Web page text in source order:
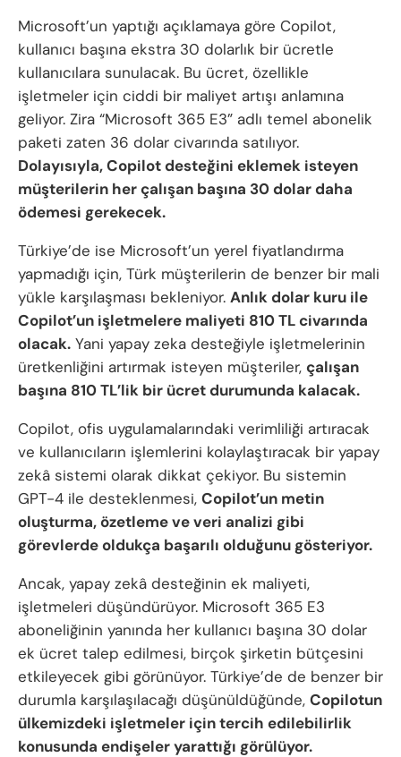
Microsoft’un yaptığı açıklamaya göre Copilot,
kullanıcı başına ekstra 30 dolarlık bir ücretle
kullanıcılara sunulacak. Bu ücret, özellikle
işletmeler için ciddi bir maliyet artışı anlamına
geliyor. Zira “Microsoft 365 E3” adlı temel abonelik
paketi zaten 36 dolar civarında satılıyor.
Dolayısıyla, Copilot desteğini eklemek isteyen
müşterilerin her çalışan başına 30 dolar daha
ödemesi gerekecek.
Türkiye’de ise Microsoft’un yerel fiyatlandırma
yapmadığı için, Türk müşterilerin de benzer bir mali
yükle karşılaşması bekleniyor. Anlık dolar kuru ile
Copilot’un işletmelere maliyeti 810 TL civarında
olacak. Yani yapay zeka desteğiyle işletmelerinin
üretkenliğini artırmak isteyen müşteriler, çalışan
başına 810 TL’lik bir ücret durumunda kalacak.
Copilot, ofis uygulamalarındaki verimliliği artıracak
ve kullanıcıların işlemlerini kolaylaştıracak bir yapay
zekâ sistemi olarak dikkat çekiyor. Bu sistemin
GPT-4 ile desteklenmesi, Copilot’un metin
oluşturma, özetleme ve veri analizi gibi
görevlerde oldukça başarılı olduğunu gösteriyor.
Ancak, yapay zekâ desteğinin ek maliyeti,
işletmeleri düşündürüyor. Microsoft 365 E3
aboneliğinin yanında her kullanıcı başına 30 dolar
ek ücret talep edilmesi, birçok şirketin bütçesini
etkileyecek gibi görünüyor. Türkiye’de de benzer bir
durumla karşılaşılacağı düşünüldüğünde, Copilotun
ülkemizdeki işletmeler için tercih edilebilirlik
konusunda endişeler yarattığı görülüyor.